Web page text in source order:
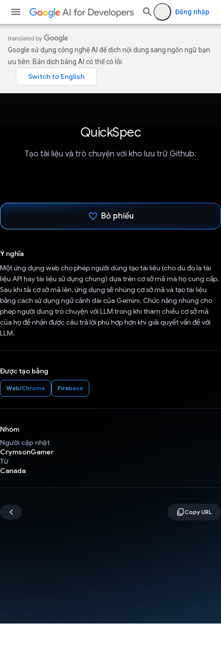
Đăng nhập
Google sử dụng công nghệ AI để dịch nội dung sang ngôn ngữ bạn
ưu tiên. Bản dịch bằng AI có thể có lỗi.
QuickSpec
Tạo tài liệu và trò chuyện với kho lưu trữ Github.
Bỏ phiếu
Ý nghĩa
Một ứng dụng web cho phép người dùng tạo tài liệu (cho dù đó là tài
liệu API hay tài liệu sử dụng chung) dựa trên cơ sở mã mà họ cung cấp.
Sau khi tải cơ sở mã lên, ứng dụng sẽ nhúng cơ sở mã và tạo tài liệu
bằng cách sử dụng ngữ cảnh dài của Gemini. Chức năng nhúng cho
phép người dùng trò chuyện với LLM trong khi tham chiếu cơ sở mã
của họ để nhận được câu trả lời phù hợp hơn khi giải quyết vấn đề với
LLM.
Được tạo bằng
Web/Chrome Firebase
Nhóm
Người cập nhật
CrymsonGamer
Từ
Canada